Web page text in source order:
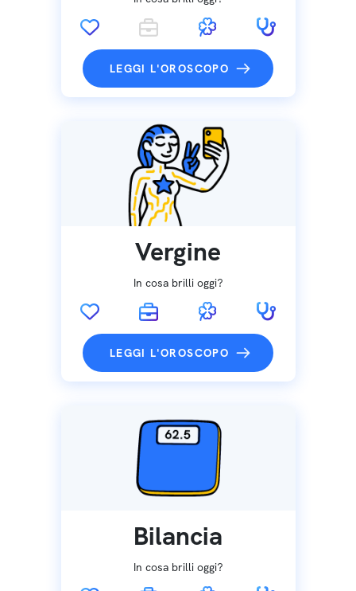
LEGGI L'OROSCOPO
Vergine
In cosa brilli oggi?
LEGGI L'OROSCOPO
Bilancia
In cosa brilli oggi?